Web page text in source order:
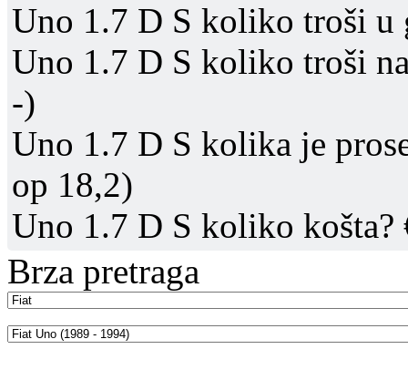
Uno 1.7 D S koliko troši u
Uno 1.7 D S koliko troši
-)
Uno 1.7 D S kolika je
op 18,2)
Uno 1.7 D S koliko košta?
Brza pretraga